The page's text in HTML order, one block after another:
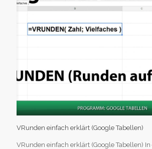
VRunden einfach erklärt (Google Tabellen)
VRunden einfach erklärt (Google Tabellen) In